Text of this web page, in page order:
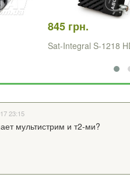
845 грн.
Sat-Integral S-1218
23:15
мультистрим и т2-ми?